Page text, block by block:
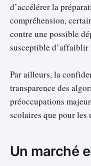
d’accélérer la
compréhension,
contre une possible
susceptible d’affaiblir
Par ailleurs, la
transparence des
préoccupations
scolaires que pour
Un marché